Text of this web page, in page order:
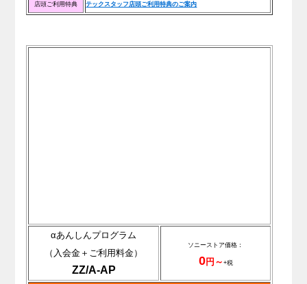
店頭ご利用特典 テックスタッフ店頭ご利用特典のご案内
αあんしんプログラム
（入会金＋ご利用料金）
ZZ/A-AP
ソニーストア価格：
0円～ +税